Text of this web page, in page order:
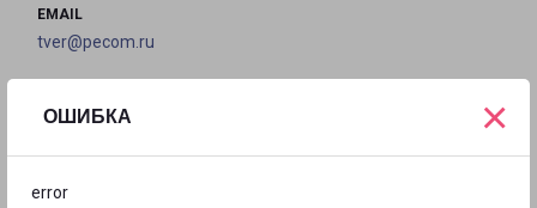
ОШИБКА
error
×
EMAIL
tver@pecom.ru
18:00